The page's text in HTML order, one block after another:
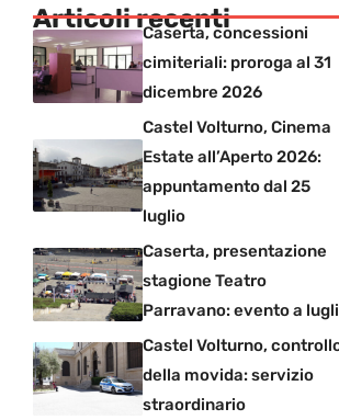
Articoli recenti
Caserta, concessioni
cimiteriali: proroga al 31
dicembre 2026
Castel Volturno, Cinema
Estate all’Aperto 2026:
appuntamento dal 25
luglio
Caserta, presentazione
stagione Teatro
Parravano: evento a
Castel Volturno,
della movida: servizio
straordinario